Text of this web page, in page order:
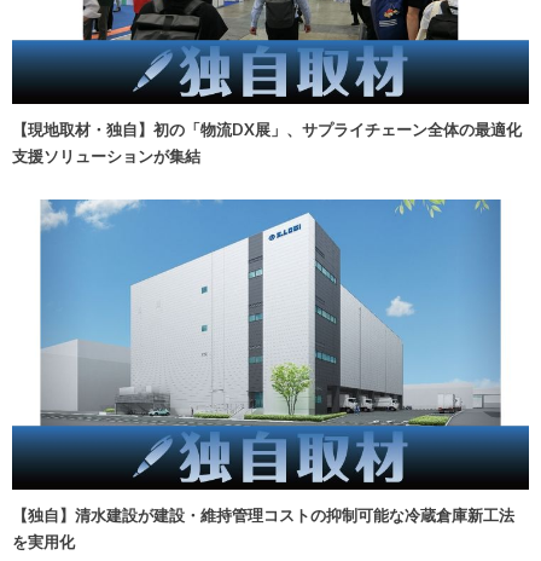
【現地取材・独自】初の「物流DX展」、サプライチェーン全体の最適化
支援ソリューションが集結
【独自】清水建設が建設・維持管理コストの抑制可能な冷蔵倉庫新工法
を実用化